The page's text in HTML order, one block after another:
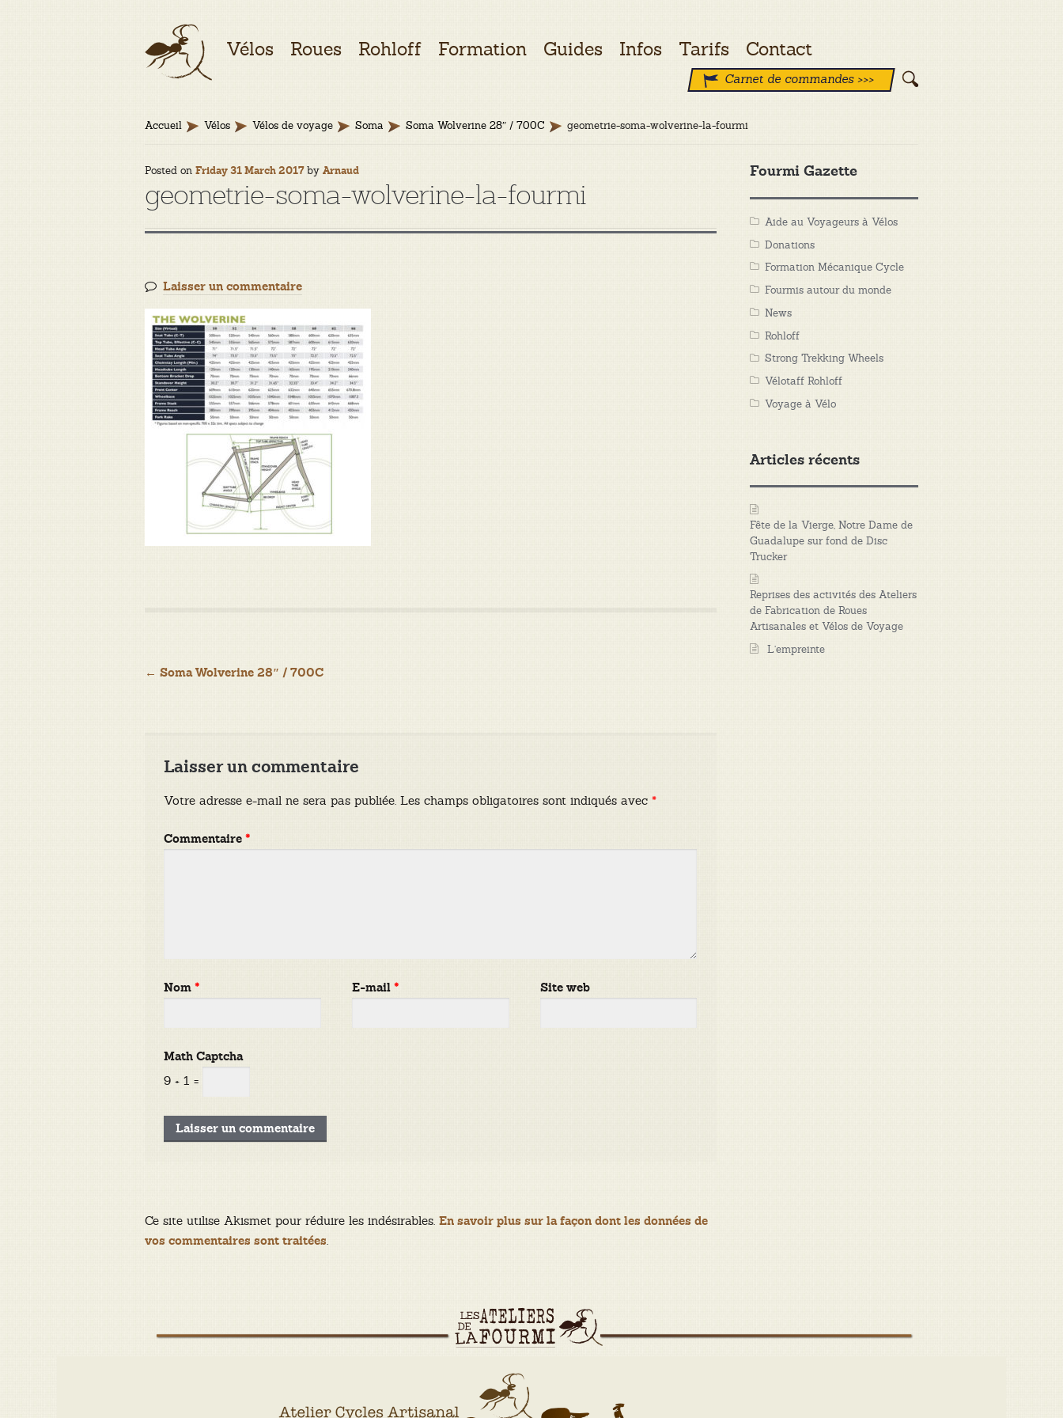
Aller
Aller
au
Vélos Roues Rohloff Formation Guides Infos Tarifs Contact
Carnet de commandes >>>
Accueil Vélos Vélos de voyage Soma Soma Wolverine 28″ / 700C geometrie-soma-wolverine-la-fourmi
Posted onFriday 31 March 2017byArnaud
geometrie-soma-wolverine-la-fourmi
Laisser un commentaire
Navigation
← Soma Wolverine 28″ / 700C
Laisser un commentaire
Votre adresse e-mail ne sera pas publiée. Les champs obligatoires sont indiqués avec*
Commentaire*
Nom* E-mail* Site web
Math Captcha
9 + 1 =
Ce site utilise Akismet pour réduire les indésirables.En savoir plus sur la façon dont les données de
vos commentaires sont traitées.
Fourmi Gazette
Aide au Voyageurs à Vélos
Donations
Formation Mécanique Cycle
Fourmis autour du monde
News
Rohloff
Strong Trekking Wheels
Vélotaff Rohloff
Voyage à Vélo
Articles récents
Fête de la Vierge, Notre Dame de
Guadalupe sur fond de Disc
Trucker
Reprises des activités des Ateliers
de Fabrication de Roues
Artisanales et Vélos de Voyage
L’empreinte